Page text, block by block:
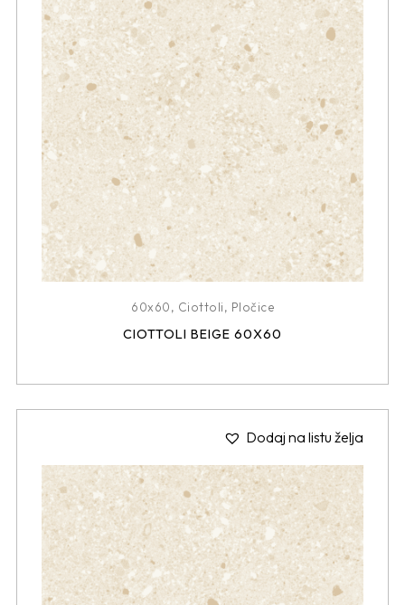
60x60, Ciottoli, Pločice
CIOTTOLI BEIGE 60X60
Dodaj na listu želja